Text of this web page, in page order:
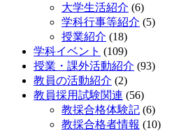
大学生活紹介 (6)
学科行事等紹介 (5)
授業紹介 (18)
学科イベント (109)
授業・課外活動紹介 (93)
教員の活動紹介 (2)
教員採用試験関連 (56)
教採合格体験記 (6)
教採合格者情報 (10)